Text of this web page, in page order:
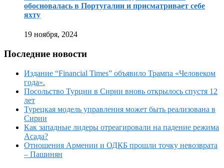
обосновалась в Португалии и присматривает себе
яхту
19 ноября, 2024
Последние новости
Издание “Financial Times” объявило Трампа «Человеком
года».
Посольство Турции в Сирии вновь открылось спустя 12
лет
Турецкая модель управления может быть реализована в
Сирии
Как западные лидеры отреагировали на падение режима
Асада?
Отношения Армении и ОДКБ прошли точку невозврата
– Пашинян